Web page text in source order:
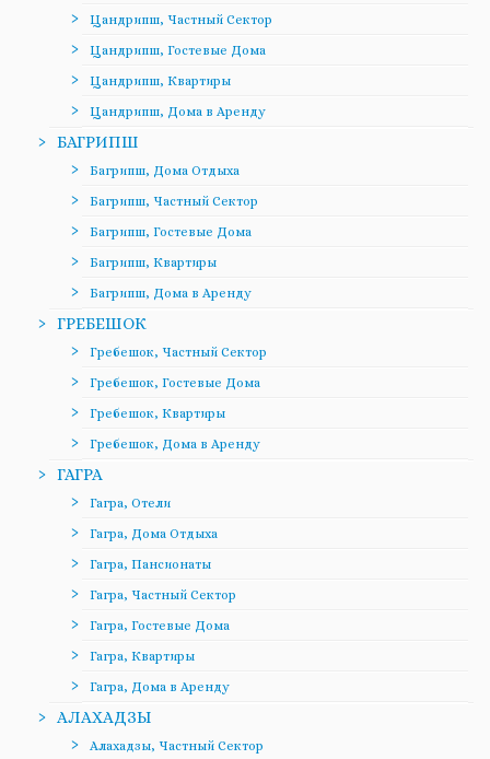
Цандрипш, Частный Сектор
Цандрипш, Гостевые Дома
Цандрипш, Квартиры
Цандрипш, Дома в Аренду
БАГРИПШ
Багрипш, Дома Отдыха
Багрипш, Частный Сектор
Багрипш, Гостевые Дома
Багрипш, Квартиры
Багрипш, Дома в Аренду
ГРЕБЕШОК
Гребешок, Частный Сектор
Гребешок, Гостевые Дома
Гребешок, Квартиры
Гребешок, Дома в Аренду
ГАГРА
Гагра, Отели
Гагра, Дома Отдыха
Гагра, Пансионаты
Гагра, Частный Сектор
Гагра, Гостевые Дома
Гагра, Квартиры
Гагра, Дома в Аренду
АЛАХАДЗЫ
Алахадзы, Частный Сектор